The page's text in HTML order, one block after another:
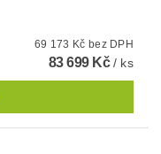
69 173 Kč bez DPH
83 699 Kč/ ks